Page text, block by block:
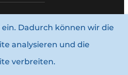
Louwersmediagroep.
und Konditionen
ein. Dadurch können wir die
analysieren und die
verbreiten.